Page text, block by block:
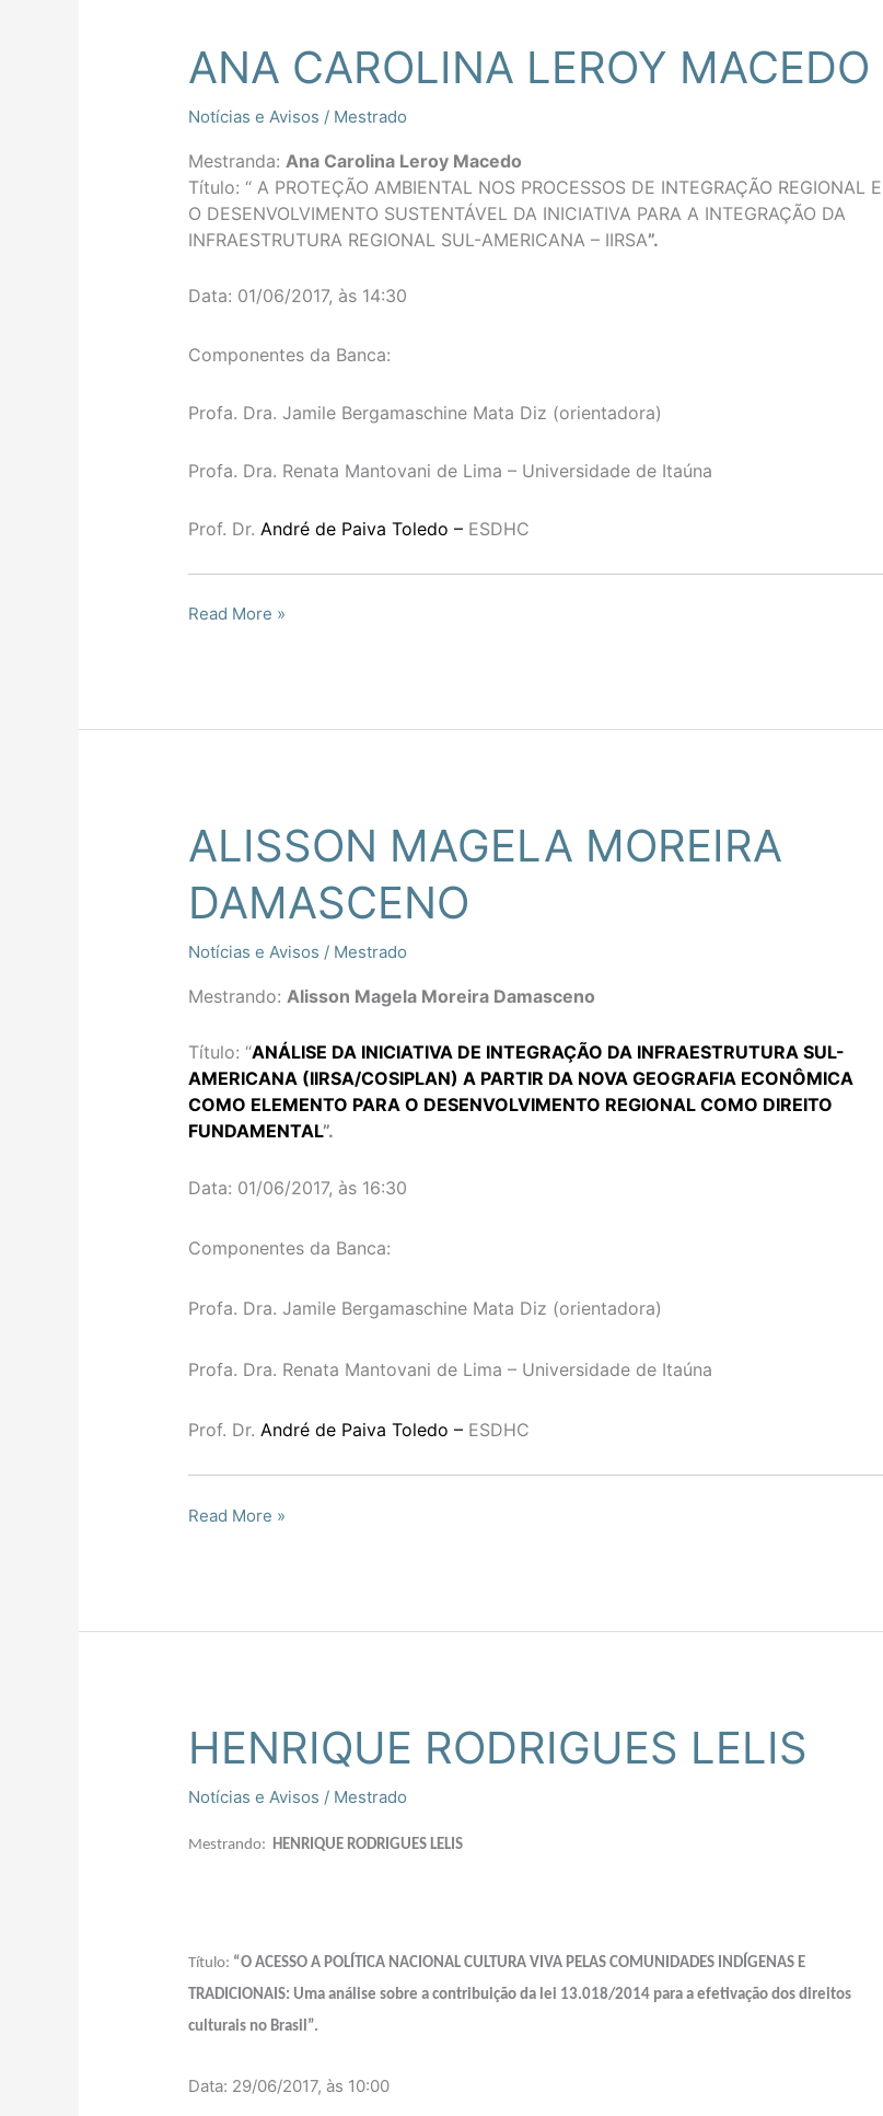
ANA CAROLINA LEROY MACEDO
Notícias e Avisos / Mestrado
Mestranda:Ana Carolina Leroy Macedo
Título: “ A PROTEÇÃO AMBIENTAL NOS PROCESSOS DE INTEGRAÇÃO REGIONAL E
O DESENVOLVIMENTO SUSTENTÁVEL DA INICIATIVA PARA A INTEGRAÇÃO DA
INFRAESTRUTURA REGIONAL SUL-AMERICANA – IIRSA”.
Data: 01/06/2017, às 14:30
Componentes da Banca:
Profa. Dra. Jamile Bergamaschine Mata Diz (orientadora)
Profa. Dra. Renata Mantovani de Lima – Universidade de Itaúna
Prof. Dr.André de Paiva Toledo – ESDHC
ANA
CAROLINA
LEROY
Read More »
ALISSON MAGELA MOREIRA
DAMASCENO
Notícias e Avisos / Mestrado
Mestrando:Alisson Magela Moreira Damasceno
Título: “ANÁLISE DA INICIATIVA DE INTEGRAÇÃO DA INFRAESTRUTURA SUL-
AMERICANA (IIRSA/COSIPLAN) A PARTIR DA NOVA GEOGRAFIA ECONÔMICA
COMO ELEMENTO PARA O DESENVOLVIMENTO REGIONAL COMO DIREITO
FUNDAMENTAL”.
Data: 01/06/2017, às 16:30
Componentes da Banca:
Profa. Dra. Jamile Bergamaschine Mata Diz (orientadora)
Profa. Dra. Renata Mantovani de Lima – Universidade de Itaúna
Prof. Dr. André de Paiva Toledo – ESDHC
ALISSON
MAGELA
MOREIRA
DAMASCENO
Read More »
HENRIQUE RODRIGUES LELIS
Notícias e Avisos / Mestrado
Mestrando: HENRIQUE RODRIGUES LELIS
Título: “O ACESSO A POLÍTICA NACIONAL CULTURA VIVA PELAS COMUNIDADES INDÍGENAS E
TRADICIONAIS: Uma análise sobre a contribuição da lei 13.018/2014 para a efetivação dos direitos
culturais no Brasil”.
Data: 29/06/2017, às 10:00
HENRIQUE
RODRIGUES
LELIS